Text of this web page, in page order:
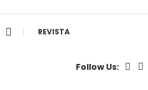
REVISTA
Follow Us: